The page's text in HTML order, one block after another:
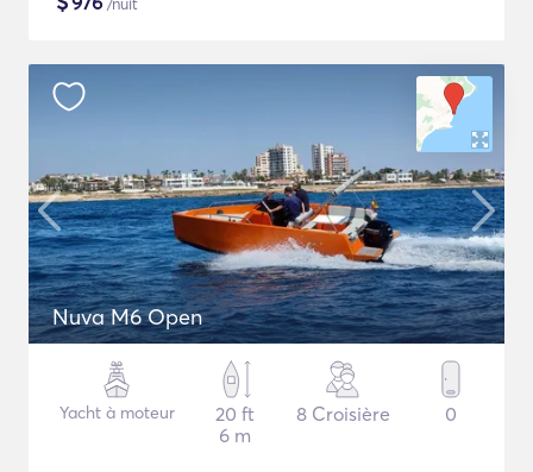
Nuva M6 Open
Yacht à moteur
20 ft
6 m
8 Croisière 0